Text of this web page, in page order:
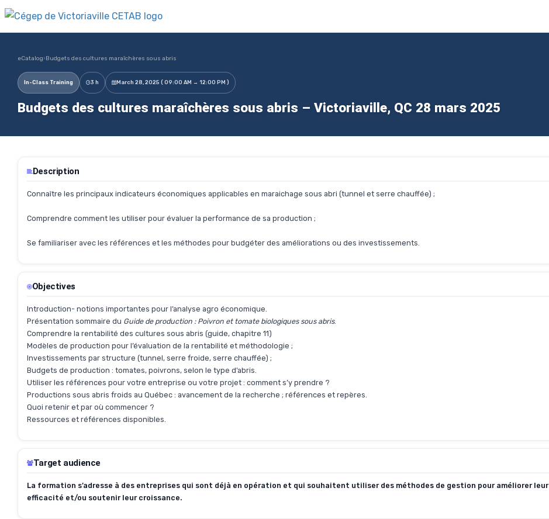
eCatalog›Budgets des cultures maraîchères sous abris
In-Class Training 3 h March 28, 2025 ( 09:00 AM → 12:00 PM )
Budgets des cultures maraîchères sous abris – Victoriaville, QC 28 mars 2025
Description
Connaître les principaux indicateurs économiques applicables en maraichage sous abri (tunnel et serre chauffée) ;
Comprendre comment les utiliser pour évaluer la performance de sa production ;
Se familiariser avec les références et les méthodes pour budgéter des améliorations ou des investissements.
Objectives
Introduction- notions importantes pour l’analyse agro économique.
Présentation sommaire du Guide de production : Poivron et tomate biologiques sous abris.
Comprendre la rentabilité des cultures sous abris (guide, chapitre 11)
Modèles de production pour l’évaluation de la rentabilité et méthodologie ;
Investissements par structure (tunnel, serre froide, serre chauffée) ;
Budgets de production : tomates, poivrons, selon le type d’abris.
Utiliser les références pour votre entreprise ou votre projet : comment s’y prendre ?
Productions sous abris froids au Québec : avancement de la recherche ; références et repères.
Quoi retenir et par où commencer ?
Ressources et références disponibles.
Target audience
La formation s’adresse à des entreprises qui sont déjà en opération et qui souhaitent utiliser des méthodes de gestion pour améliorer leur
efficacité et/ou soutenir leur croissance.